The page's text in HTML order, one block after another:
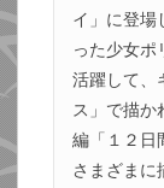
イ」に登場
った少女ポ
活躍して、
ス」で描か
編「１２日
さまざまに